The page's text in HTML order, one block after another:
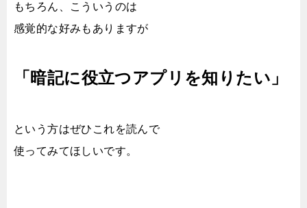
もちろん、こういうのは
感覚的な好みもありますが
「暗記に役立つアプリを知りたい」
という方はぜひこれを読んで
使ってみてほしいです。